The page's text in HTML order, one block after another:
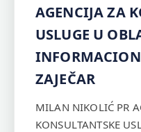
AGENCIJA ZA
USLUGE U
ZAJEČAR
MILAN NIKOLIĆ PR
KONSULTANTSKE